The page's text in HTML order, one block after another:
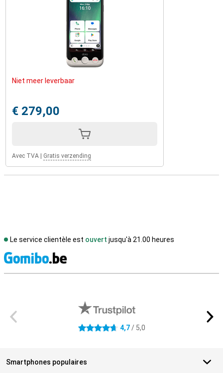
Niet meer leverbaar
€ 279,00
Avec TVA Gratis verzending
Le service clientèle est ouvert jusqu'à 21.00 heures
4.7 étoiles 4,7/ 5,0
Smartphones populaires